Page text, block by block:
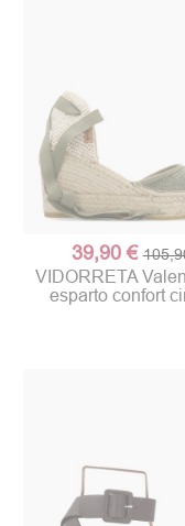
39,90 €
VIDORRETA
esparto confort